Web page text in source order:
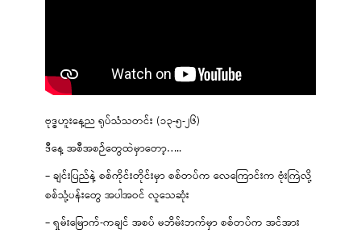
ဗုဒ္ဓဟူးနေ့ည ရုပ်သံသတင်း (၁၃-၅-၂၆)
ဒီနေ့ အစီအစဉ်တွေထဲမှာတော့…..
– ချင်းပြည်နဲ့ စစ်ကိုင်းတိုင်းမှာ စစ်တပ်က လေကြောင်းက ဗုံးကြဲလို့
စစ်သုံ့ပန်းတွေ အပါအဝင် လူသေဆုံး
– ရှမ်းမြောက်-ကချင် အစပ် မဘိမ်းဘက်မှာ စစ်တပ်က အင်အား